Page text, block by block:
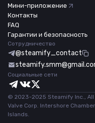
Мини-приложение
Контакты
FAQ
Гарантии и безопасность
Сотрудничество
@steamify_contact
Социальные сети
© 2023-2025 Steamify Inc.,
Valve Corp. Intershore
Islands.